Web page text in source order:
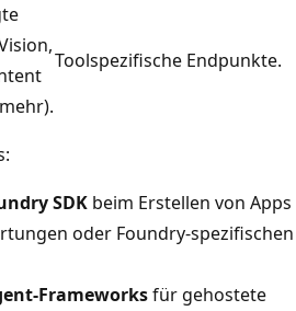
Toolspezifische Endpunkte.
SDK beim Erstellen von Apps
oder Foundry-spezifischen
Frameworksfür gehostete